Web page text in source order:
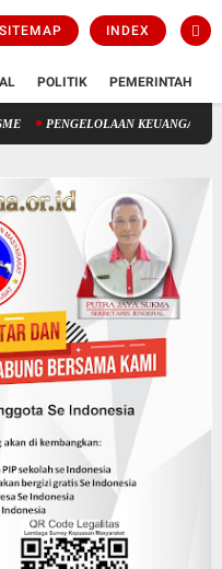
SITEMAP INDEX
POLITIK PEMERINTAH
TAKDIR ILAHI DAN TEKNOLOGI